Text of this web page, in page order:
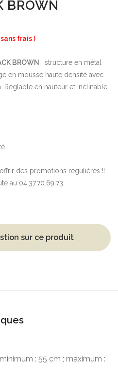
BROWN
frais )
BROWN
, structure en métal
en mousse haute densité avec
Réglable en hauteur et inclinable,
offrir des promotions régulières !!
au 04.37.70.69.73
sur ce produit
: 55 cm ; maximum :